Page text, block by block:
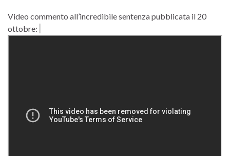
Video commento all’incredibile sentenza pubblicata il 20
ottobre: